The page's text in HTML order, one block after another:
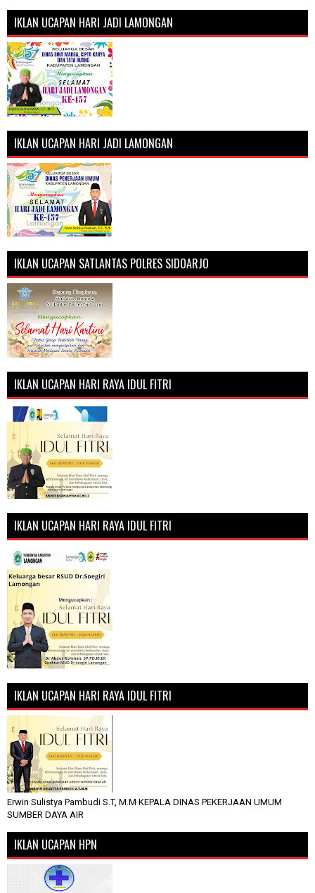
IKLAN UCAPAN HARI JADI LAMONGAN
IKLAN UCAPAN HARI JADI LAMONGAN
IKLAN UCAPAN SATLANTAS POLRES SIDOARJO
IKLAN UCAPAN HARI RAYA IDUL FITRI
IKLAN UCAPAN HARI RAYA IDUL FITRI
IKLAN UCAPAN HARI RAYA IDUL FITRI
Erwin Sulistya Pambudi S.T, M.M KEPALA DINAS PEKERJAAN UMUM
SUMBER DAYA AIR
IKLAN UCAPAN HPN